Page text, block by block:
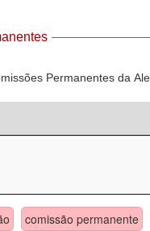
Permanentes da
comissão permanente